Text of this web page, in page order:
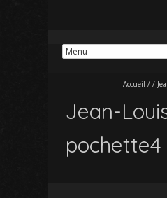
Accueil / /
Jean-
pochette4